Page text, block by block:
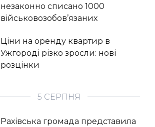
незаконно списано 1000
військовозобов’язаних
Ціни на оренду квартир в
Ужгороді різко зросли: нові
розцінки
5 СЕРПНЯ
Рахівська громада представила